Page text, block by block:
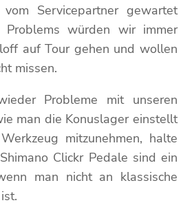
Servicepartner gewartet
würden wir immer
auf Tour gehen und wollen
missen.
Probleme mit unseren
man die Konuslager einstellt
mitzunehmen, halte
Clickr Pedale sind ein
man nicht an klassische